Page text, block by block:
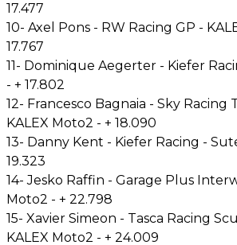
17.477
10- Axel Pons - RW Racing GP -
17.767
11- Dominique Aegerter - Kiefer
- + 17.802
12- Francesco Bagnaia - Sky Racing
KALEX Moto2 - + 18.090
13- Danny Kent - Kiefer Racing -
19.323
14- Jesko Raffin - Garage Plus
Moto2 - + 22.798
15- Xavier Simeon - Tasca Racing
KALEX Moto2 - + 24.009